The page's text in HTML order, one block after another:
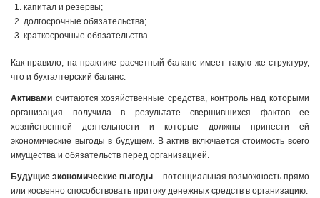
капитал и резервы;
долгосрочные обязательства;
краткосрочные обязательства
Как правило, на практике расчетный баланс имеет такую же структуру,
что и бухгалтерский баланс.
Активами считаются хозяйственные средства, контроль над которыми
организация получила в результате свершившихся фактов ее
хозяйственной деятельности и которые должны принести ей
экономические выгоды в будущем. В актив включается стоимость всего
имущества и обязательств перед организацией.
Будущие экономические выгоды – потенциальная возможность прямо
или косвенно способствовать притоку денежных средств в организацию.